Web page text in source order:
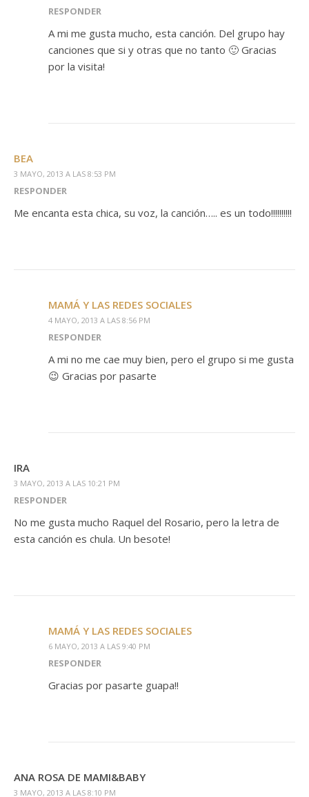
RESPONDER
A mi me gusta mucho, esta canción. Del grupo hay
canciones que si y otras que no tanto 🙂 Gracias
por la visita!
BEA
3 MAYO, 2013 A LAS 8:53 PM
RESPONDER
Me encanta esta chica, su voz, la canción….. es un todo!!!!!!!!!!
MAMÁ Y LAS REDES SOCIALES
4 MAYO, 2013 A LAS 8:56 PM
RESPONDER
A mi no me cae muy bien, pero el grupo si me gusta
😉 Gracias por pasarte
IRA
3 MAYO, 2013 A LAS 10:21 PM
RESPONDER
No me gusta mucho Raquel del Rosario, pero la letra de
esta canción es chula. Un besote!
MAMÁ Y LAS REDES SOCIALES
6 MAYO, 2013 A LAS 9:40 PM
RESPONDER
Gracias por pasarte guapa!!
ANA ROSA DE MAMI&BABY
3 MAYO, 2013 A LAS 8:10 PM